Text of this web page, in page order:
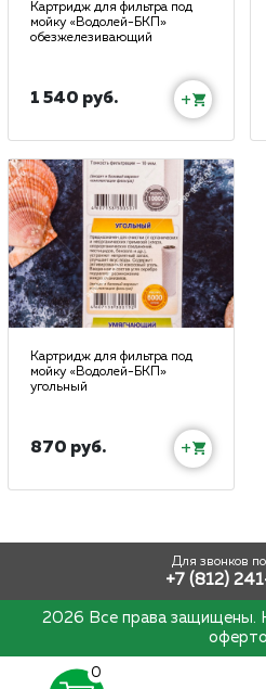
Картридж для фильтра под
мойку «Водолей-БКП»
обезжелезивающий
1 540 руб. +
Картридж для фильтра под
мойку «Водолей-БКП»
угольный
870 руб. +
Для звонков
+7 (812)
2026 Все права защищены.
0